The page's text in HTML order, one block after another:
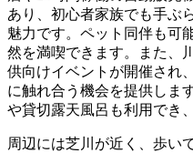
あり、初心者家族でも手ぶ
魅力です。ペット同伴も可
然を満喫できます。また、
供向けイベントが開催され
に触れ合う機会を提供しま
や貸切露天風呂も利用でき
周辺には芝川が近く、歩い